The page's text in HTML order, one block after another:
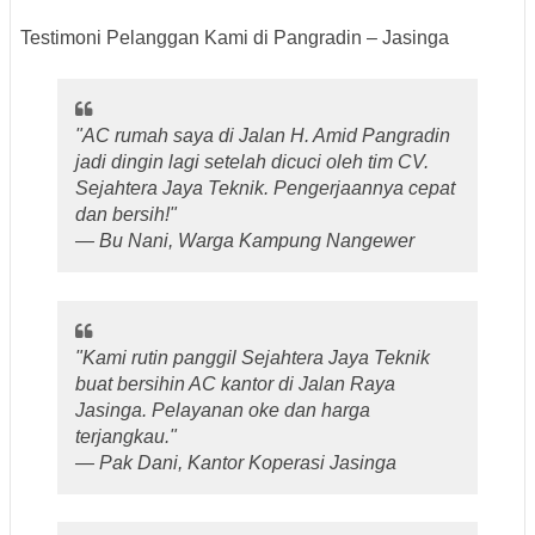
Testimoni Pelanggan Kami di Pangradin – Jasinga
"AC rumah saya di Jalan H. Amid Pangradin
jadi dingin lagi setelah dicuci oleh tim CV.
Sejahtera Jaya Teknik. Pengerjaannya cepat
dan bersih!"
—Bu Nani, Warga Kampung Nangewer
"Kami rutin panggil Sejahtera Jaya Teknik
buat bersihin AC kantor di Jalan Raya
Jasinga. Pelayanan oke dan harga
terjangkau."
—Pak Dani, Kantor Koperasi Jasinga